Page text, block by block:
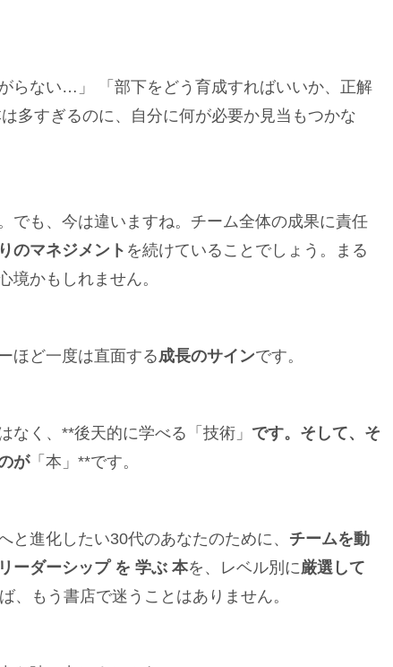
らない…」 「部下をどう育成すればいいか、正解
多すぎるのに、自分に何が必要か見当もつかな
でも、今は違いますね。チーム全体の成果に責任
のマネジメント を続けていることでしょう。まる
境かもしれません。
ほど一度は直面する成長のサインです。
なく、**後天的に学べる「技術」 です。そして、そ
が「本」**です。
と進化したい30代のあなたのために、 チームを動
リーダーシップ を 学ぶ 本を、レベル別に厳選して
、もう書店で迷うことはありません。